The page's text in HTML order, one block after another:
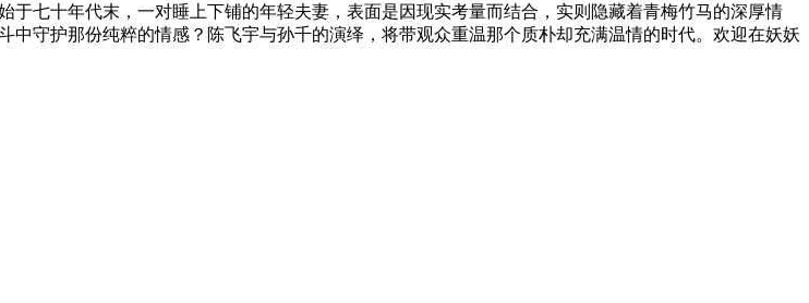
于七十年代末，一对睡上下铺的年轻夫妻，表面是因现实考量而结合，实则隐藏着青梅竹马的深厚情
守护那份纯粹的情感？陈飞宇与孙千的演绎，将带观众重温那个质朴却充满温情的时代。欢迎在妖妖